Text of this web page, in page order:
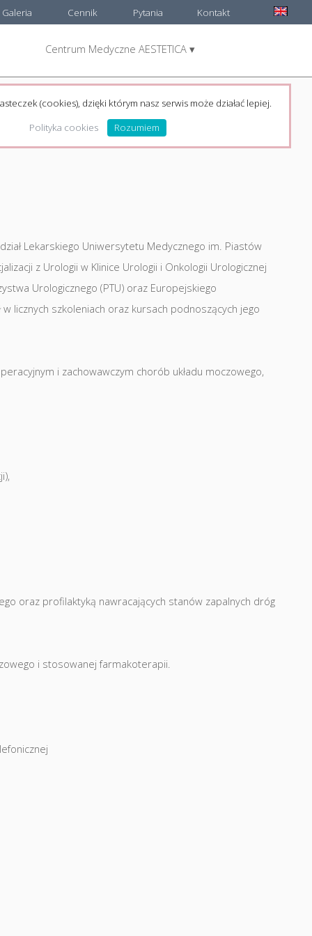
Kontakt
Pytania
Cennik
Galeria
Centrum Medyczne AESTETICA ▾
Lekarskiego Uniwersytetu Medycznego im. Piastów
z Urologii w Klinice Urologii i Onkologii Urologicznej
Urologicznego (PTU) oraz Europejskiego
licznych szkoleniach oraz kursach podnoszących jego
i zachowawczym chorób układu moczowego,
oraz profilaktyką nawracających stanów zapalnych dróg
i stosowanej farmakoterapii.
(cookies), dzięki którym nasz serwis może działać lepiej.
Polityka cookies
Rozumiem